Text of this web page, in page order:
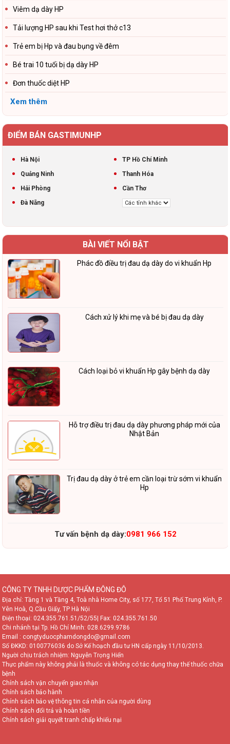
Viêm dạ dày HP
Tải lượng HP sau khi Test hơi thở c13
Trẻ em bị Hp và đau bụng về đêm
Bé trai 10 tuổi bị dạ dày HP
Đơn thuốc diệt HP
Xem thêm
ĐIỂM BÁN GASTIMUNHP
Hà Nội
TP Hồ Chí Minh
Quảng Ninh
Thanh Hóa
Hải Phòng
Cần Thơ
Đà Nẵng
BÀI VIẾT NỔI BẬT
Phác đồ điều trị đau dạ dày do vi khuẩn Hp
Cách xử lý khi mẹ và bé bị đau dạ dày
Cách loại bỏ vi khuẩn Hp gây bệnh dạ dày
Hỗ trợ điều trị đau dạ dày phương pháp mới của
Nhật Bản
Trị đau dạ dày ở trẻ em cần loại trừ sớm vi khuẩn
Hp
Tư vấn bệnh dạ dày:0981 966 152
CÔNG TY TNHH DƯỢC PHẨM ĐÔNG ĐÔ
Địa chỉ: Tầng 1 và Tầng 4, Toà nhà Home City, số 177, Tổ 51 Phố Trung Kính, P.
Yên Hoà, Q.Cầu Giấy, TP Hà Nội
Điện thoại: 024.355.761.51/52/55
| Fax: 024.355.761.50
Chi nhánh tại Tp. Hồ Chí Minh: 028.6299.9786
Email : congtyduocphamdongdo@gmail.com
Số ĐKKD: 0100776036 do Sở Kế hoạch đầu tư HN cấp ngày 11/10/2013.
Người chịu trách nhiệm: Nguyễn Trọng Hiển
Thực phẩm này không phải là thuốc và không có tác dụng thay thế thuốc chữa
bệnh
Chính sách vận chuyển giao nhận
Chính sách bảo hành
Chính sách bảo vệ thông tin cá nhân của người dùng
Chính sách đổi trả và hoàn tiền
Chính sách giải quyết tranh chấp khiếu nại